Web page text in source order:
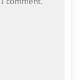
comment.